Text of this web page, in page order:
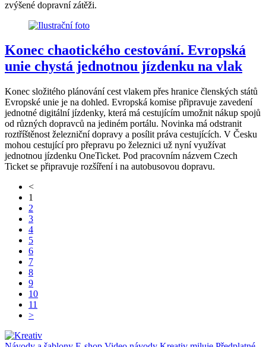
zvýšené dopravní zátěži.
Konec chaotického cestování. Evropská
unie chystá jednotnou jízdenku na vlak
Konec složitého plánování cest vlakem přes hranice členských států
Evropské unie je na dohled. Evropská komise připravuje zavedení
jednotné digitální jízdenky, která má cestujícím umožnit nákup spojů
od různých dopravců na jediném portálu. Novinka má odstranit
roztříštěnost železniční dopravy a posílit práva cestujících. V Česku
mohou cestující pro přepravu po železnici už nyní využívat
jednotnou jízdenku OneTicket. Pod pracovním názvem Czech
Ticket se připravuje rozšíření i na autobusovou dopravu.
<
1
2
3
4
5
6
7
8
9
10
11
>